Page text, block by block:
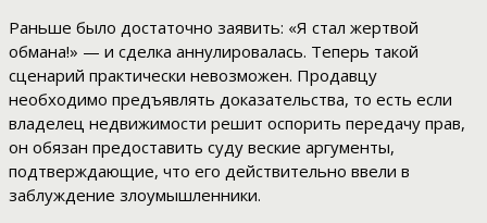
Раньше было достаточно заявить: «Я стал жертвой
обмана!» — и сделка аннулировалась. Теперь такой
сценарий практически невозможен. Продавцу
необходимо предъявлять доказательства, то есть если
владелец недвижимости решит оспорить передачу прав,
он обязан предоставить суду веские аргументы,
подтверждающие, что его действительно ввели в
заблуждение злоумышленники.